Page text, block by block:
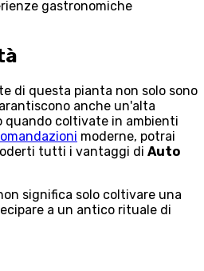
gastronomiche
di questa pianta non solo sono
anche un'alta
coltivate in ambienti
moderne, potrai
tutti i vantaggi di Auto
significa solo coltivare una
a un antico rituale di